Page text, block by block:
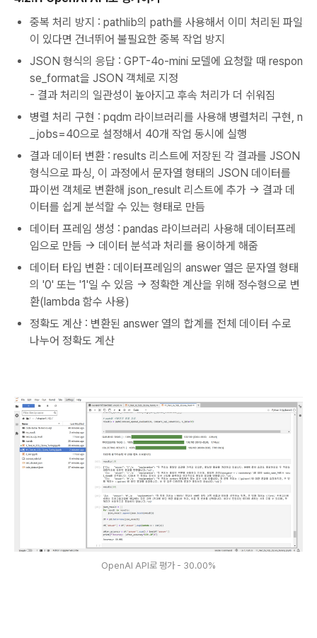
중복 처리 방지 : pathlib의 path를 사용해서 이미 처리된 파일
이 있다면 건너뛰어 불필요한 중복 작업 방지
JSON 형식의 응답 : GPT-4o-mini 모델에 요청할 때 respon
se_format을 JSON 객체로 지정
- 결과 처리의 일관성이 높아지고 후속 처리가 더 쉬워짐
병렬 처리 구현 : pqdm 라이브러리를 사용해 병렬처리 구현, n
_jobs=40으로 설정해서 40개 작업 동시에 실행
결과 데이터 변환 : results 리스트에 저장된 각 결과를 JSON
형식으로 파싱, 이 과정에서 문자열 형태의 JSON 데이터를
파이썬 객체로 변환해 json_result 리스트에 추가 → 결과 데
이터를 쉽게 분석할 수 있는 형태로 만듬
데이터 프레임 생성 : pandas 라이브러리 사용해 데이터프레
임으로 만듬 → 데이터 분석과 처리를 용이하게 해줌
데이터 타입 변환 : 데이터프레임의 answer 열은 문자열 형태
의 '0' 또는 '1'일 수 있음 → 정확한 계산을 위해 정수형으로 변
환(lambda 함수 사용)
정확도 계산 : 변환된 answer 열의 합계를 전체 데이터 수로
나누어 정확도 계산
OpenAI API로 평가 - 30.00%